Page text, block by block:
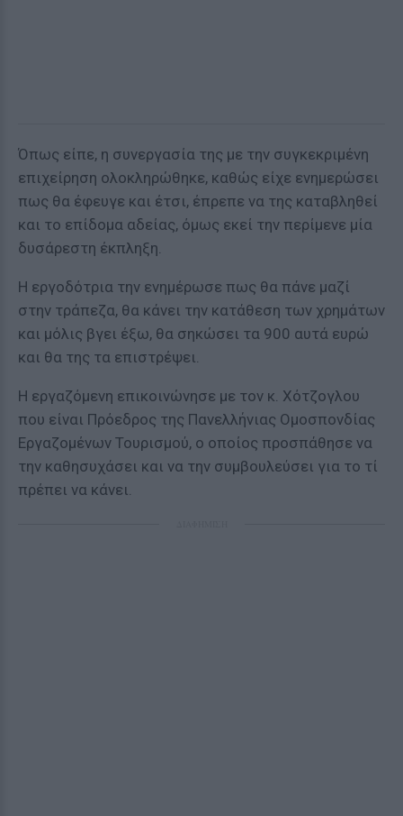
Όπως είπε, η συνεργασία της με την συγκεκριμένη
επιχείρηση ολοκληρώθηκε, καθώς είχε ενημερώσει
πως θα έφευγε και έτσι, έπρεπε να της καταβληθεί
και το επίδομα αδείας, όμως εκεί την περίμενε μία
δυσάρεστη έκπληξη.
Η εργοδότρια την ενημέρωσε πως θα πάνε μαζί
στην τράπεζα, θα κάνει την κατάθεση των χρημάτων
και μόλις βγει έξω, θα σηκώσει τα 900 αυτά ευρώ
και θα της τα επιστρέψει.
Η εργαζόμενη επικοινώνησε με τον κ. Χότζογλου
που είναι Πρόεδρος της Πανελλήνιας Ομοσπονδίας
Εργαζομένων Τουρισμού, ο οποίος προσπάθησε να
την καθησυχάσει και να την συμβουλεύσει για το τί
πρέπει να κάνει.